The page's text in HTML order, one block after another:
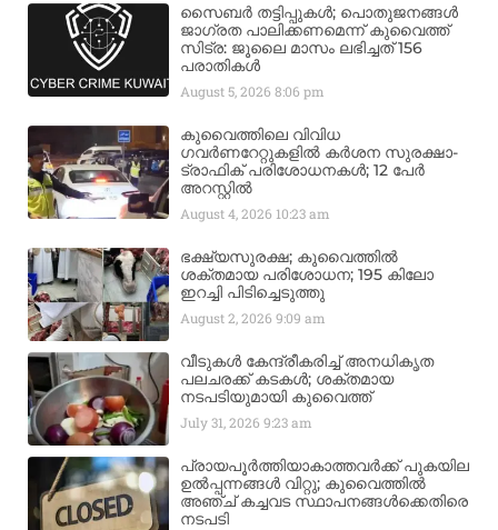
സൈബർ തട്ടിപ്പുകൾ; പൊതുജനങ്ങൾ
ജാഗ്രത പാലിക്കണമെന്ന് കുവൈത്ത്
സിട്ര: ജൂലൈ മാസം ലഭിച്ചത് 156
പരാതികൾ
August 5, 20268:06 pm
കുവൈത്തിലെ വിവിധ
ഗവർണറേറ്റുകളിൽ കർശന സുരക്ഷാ-
ട്രാഫിക് പരിശോധനകൾ; 12 പേർ
അറസ്റ്റിൽ
August 4, 2026 10:23 am
ഭക്ഷ്യസുരക്ഷ; കുവൈത്തിൽ
ശക്തമായ പരിശോധന; 195 കിലോ
ഇറച്ചി പിടിച്ചെടുത്തു
August 2, 20269:09 am
വീടുകൾ കേന്ദ്രീകരിച്ച് അനധികൃത
പലചരക്ക് കടകൾ; ശക്തമായ
നടപടിയുമായി കുവൈത്ത്
July 31, 20269:23 am
പ്രായപൂർത്തിയാകാത്തവർക്ക് പുകയില
ഉൽപ്പന്നങ്ങൾ വിറ്റു; കുവൈത്തിൽ
അഞ്ച് കച്ചവട സ്ഥാപനങ്ങൾക്കെതിരെ
നടപടി